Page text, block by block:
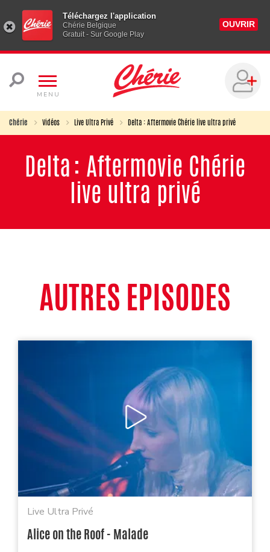
Téléchargez l'application
Chérie Belgique
Gratuit - Sur Google Play
OUVRIR
MENU
Chérie Vidéos Live Ultra Privé Delta : Aftermovie Chérie live ultra privé
Delta : Aftermovie Chérie
live ultra privé
AUTRES EPISODES
Live Ultra Privé
Alice on the Roof - Malade